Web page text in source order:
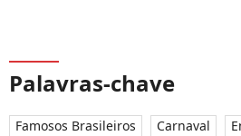
Palavras-chave
Famosos Brasileiros Carnaval